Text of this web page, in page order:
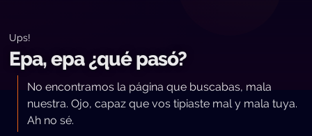
Ups!
Epa, epa ¿qué pasó?
No encontramos la página que buscabas, mala
nuestra. Ojo, capaz que vos tipiaste mal y mala tuya.
Ah no sé.